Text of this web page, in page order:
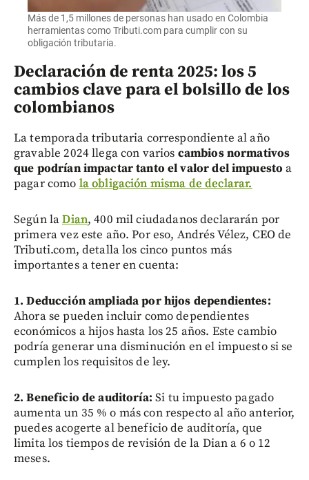
Más de 1,5 millones de personas han usado en Colombia
herramientas como Tributi.com para cumplir con su
obligación tributaria.
Declaración de renta 2025: los 5
cambios clave para el bolsillo de los
colombianos
La temporada tributaria correspondiente al año
gravable 2024 llega con varios cambios normativos
que podrían impactar tanto el valor del impuestoa
pagar como la obligación misma de declarar.
Según laDian, 400 mil ciudadanos declararán por
primera vez este año. Por eso, Andrés Vélez, CEO de
Tributi.com, detalla los cinco puntos más
importantes a tener en cuenta:
1. Deducción ampliada por hijos dependientes:
Ahora se pueden incluir como dependientes
económicos a hijos hasta los 25 años. Este cambio
podría generar una disminución en el impuesto si se
cumplen los requisitos de ley.
2. Beneficio de auditoría: Si tu impuesto pagado
aumenta un 35 % o más con respecto al año anterior,
puedes acogerte al beneficio de auditoría, que
limita los tiempos de revisión de la Dian a 6 o 12
meses.